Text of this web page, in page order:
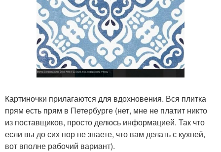
Картиночки прилагаются для вдохновения. Вся плитка
прям есть прям в Петербурге (нет, мне не платит никто
из поставщиков, просто делюсь информацией. Так что
если вы до сих пор не знаете, что вам делать с кухней,
вот вполне рабочий вариант).